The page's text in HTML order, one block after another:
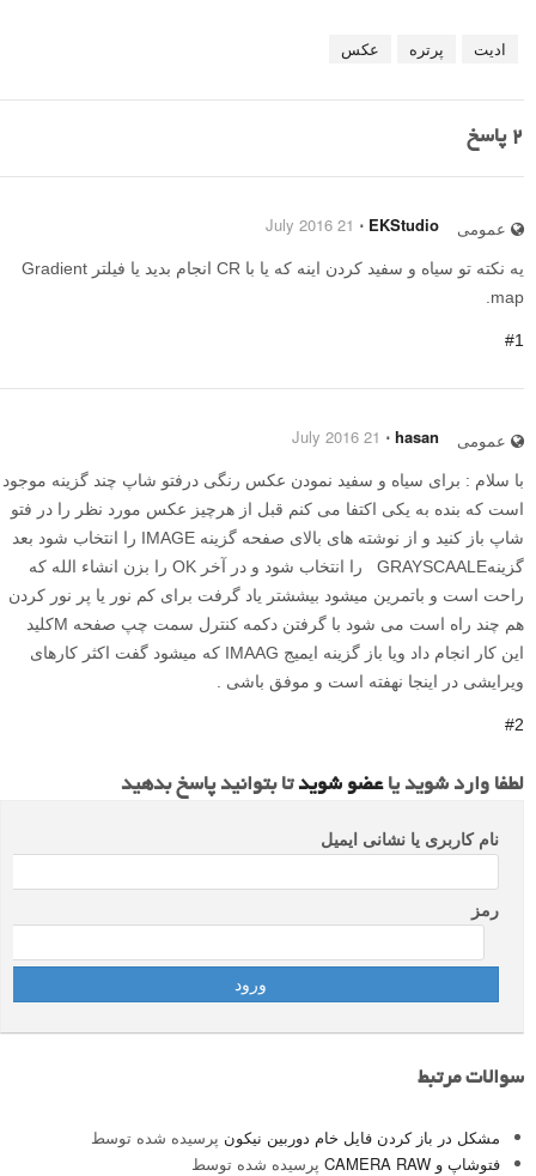
ادیت پرتره عکس
2 پاسخ
عمومی EKStudio
⋅
21 July 2016
یه نکته تو سیاه و سفید کردن اینه که یا با CR انجام بدید یا فیلتر Gradient
map.
#1
عمومی hasan
⋅
21 July 2016
با سلام : برای سیاه و سفید نمودن عکس رنگی درفتو شاپ چند گزینه موجود
است که بنده به یکی اکتفا می کنم قبل از هرچیز عکس مورد نظر را در فتو
شاپ باز کنید و از نوشته های بالای صفحه گزینه IMAGE را انتخاب شود بعد
گزینهGRAYSCAALE را انتخاب شود و در آخر OK را بزن انشاء الله که
راحت است و باتمرین میشود بیششتر یاد گرفت برای کم نور یا پر نور کردن
هم چند راه است می شود با گرفتن دکمه کنترل سمت چپ صفحه Mکلید
این کار انجام داد ویا باز گزینه ایمیج IMAAG که میشود گفت اکثر کارهای
ویرایشی در اینجا نهفته است و موفق باشی .
#2
لطفا وارد شوید یاعضو شویدتا بتوانید پاسخ بدهید
نام کاربری یا نشانی ایمیل
رمز
سوالات مرتبط
مشکل در باز کردن فایل خام دوربین نیکون پرسیده شده توسط
فتوشاپ و CAMERA RAW
پرسیده شده توسط